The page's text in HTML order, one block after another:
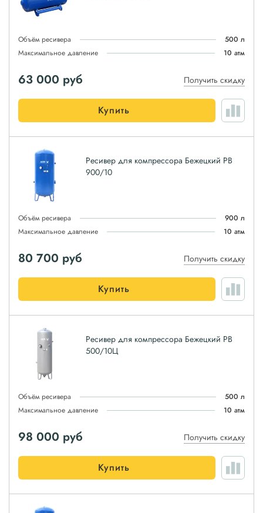
Объём ресивера
500 л
Максимальное давление
10 атм
63 000 руб Получить скидку
Купить
Ресивер для компрессора Бежецкий РВ
900/10
Объём ресивера
900 л
Максимальное давление
10 атм
80 700 руб Получить скидку
Купить
Ресивер для компрессора Бежецкий РВ
500/10Ц
Объём ресивера
500 л
Максимальное давление
10 атм
98 000 руб Получить скидку
Купить